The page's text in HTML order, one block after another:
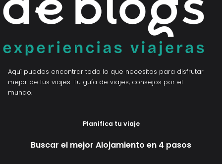
Aquí puedes encontrar todo lo que necesitas para disfrutar
mejor de tus viajes. Tu guía de viajes, consejos por el
mundo.
Planifica tu viaje
Buscar el mejor Alojamiento en 4 pasos